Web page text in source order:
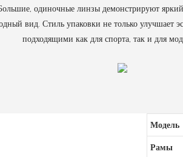
одиночные линзы демонстрируют
вид. Стиль упаковки не только улучшает
подходящими как для спорта, так и для
Модель
Рамы